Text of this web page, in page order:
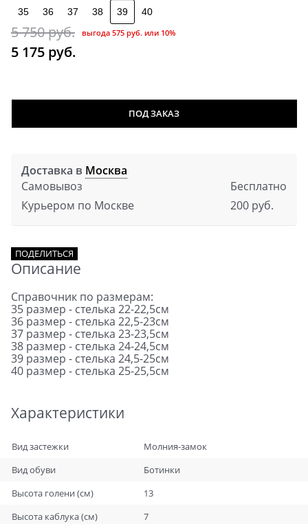
35 36 37 38 39 40
5 750 руб.
5 175 руб.
выгода 575 руб. или 10%
ПОД ЗАКАЗ
Доставка в Москва
Самовывоз
Бесплатно
Курьером по Москве
200 руб.
ПОДЕЛИТЬСЯ
Описание
Справочник по размерам:
35 размер - стелька 22-22,5см
36 размер - стелька 22,5-23см
37 размер - стелька 23-23,5см
38 размер - стелька 24-24,5см
39 размер - стелька 24,5-25см
40 размер - стелька 25-25,5см
Характеристики
Вид застежки
Молния-замок
Вид обуви
Ботинки
Высота голени (см)
13
Высота каблука (см)
7